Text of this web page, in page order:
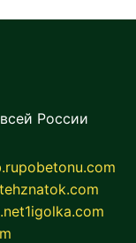
России
pobetonu.com
tehznatok.com
1igolka.com